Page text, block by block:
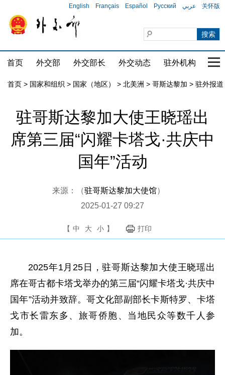
English Français Español Русский عربي 关怀版
首页 外交部 外交部长 外交动态 驻外机构 国
首页 > 国家和组织 > 国家（地区） > 北美洲 > 哥斯达黎加 > 驻外报道
驻哥斯达黎加大使王晓瑶出
席第三届“闪耀卡塔戈·共庆中
国年”活动
来源：（驻哥斯达黎加大使馆）
2025-01-27 09:27
【 中 大 小 】 打印
2025年1月25日，驻哥斯达黎加大使王晓瑶出
席在哥古都卡塔戈举办的第三届“闪耀卡塔戈·共庆中
国年”活动并致辞。哥文化部副部长卡斯特罗、卡塔
戈市长雷东多、旅哥侨胞、当地民众等数千人参
加。